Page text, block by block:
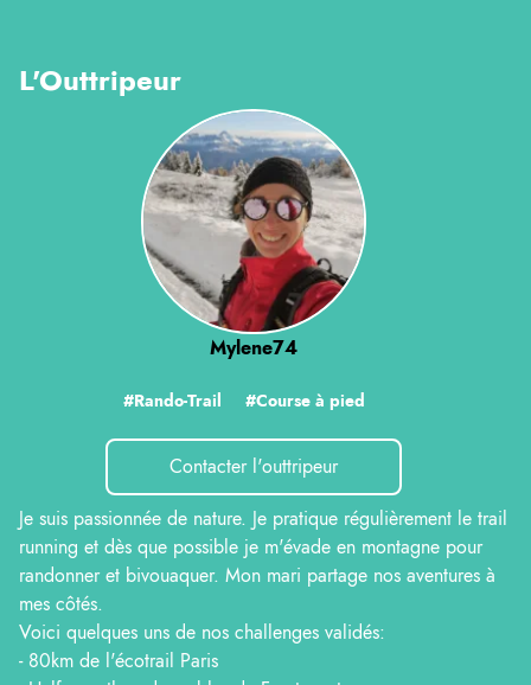
L'Outtripeur
Mylene74
#Rando-Trail #Course à pied
Contacter l'outtripeur
Je suis passionnée de nature. Je pratique régulièrement le trail
running et dès que possible je m'évade en montagne pour
randonner et bivouaquer. Mon mari partage nos aventures à
mes côtés.
Voici quelques uns de nos challenges validés:
- 80km de l'écotrail Paris